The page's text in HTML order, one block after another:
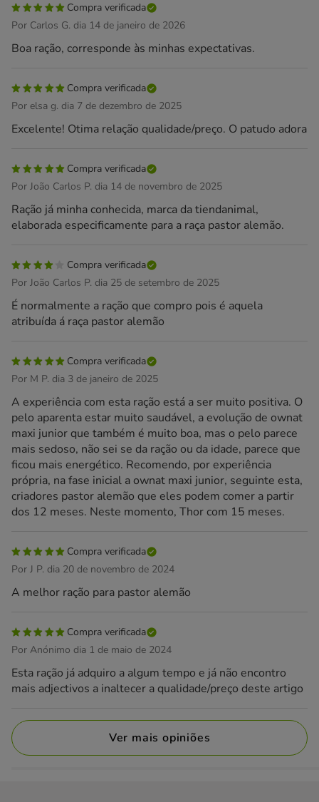
Compra verificada
Por Carlos G. dia 14 de janeiro de 2026
Boa ração, corresponde às minhas expectativas.
Compra verificada
Por elsa g. dia 7 de dezembro de 2025
Excelente! Otima relação qualidade/preço. O patudo adora
Compra verificada
Por João Carlos P. dia 14 de novembro de 2025
Ração já minha conhecida, marca da tiendanimal,
elaborada especificamente para a raça pastor alemão.
Compra verificada
Por João Carlos P. dia 25 de setembro de 2025
É normalmente a ração que compro pois é aquela
atribuída á raça pastor alemão
Compra verificada
Por M P. dia 3 de janeiro de 2025
A experiência com esta ração está a ser muito positiva. O
pelo aparenta estar muito saudável, a evolução de ownat
maxi junior que também é muito boa, mas o pelo parece
mais sedoso, não sei se da ração ou da idade, parece que
ficou mais energético. Recomendo, por experiência
própria, na fase inicial a ownat maxi junior, seguinte esta,
criadores pastor alemão que eles podem comer a partir
dos 12 meses. Neste momento, Thor com 15 meses.
Compra verificada
Por J P. dia 20 de novembro de 2024
A melhor ração para pastor alemão
Compra verificada
Por Anónimo dia 1 de maio de 2024
Esta ração já adquiro a algum tempo e já não encontro
mais adjectivos a inaltecer a qualidade/preço deste artigo
Ver mais opiniões